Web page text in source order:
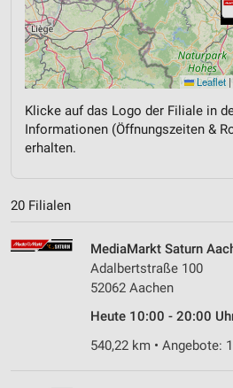
Leaflet |
Klicke auf das Logo der Filiale in
Informationen (Öffnungszeiten &
erhalten.
20 Filialen
MediaMarkt Saturn
Adalbertstraße 100
52062 Aachen
Heute 10:00 - 20:00
540,22 km • Angebote: